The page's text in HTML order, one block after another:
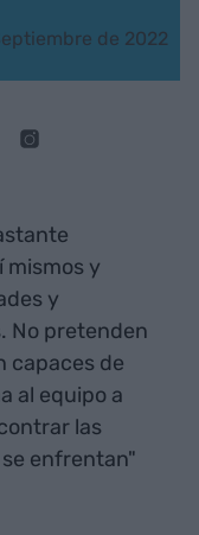
de 2022
mismos y
y
No pretenden
capaces de
al equipo a
las
enfrentan"